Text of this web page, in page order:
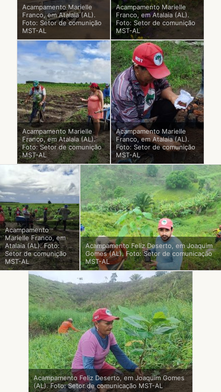
Acampamento Marielle
Franco, em Atalaia (AL).
Foto: Setor de comunição
MST-AL
Acampamento Marielle
Franco, em Atalaia (AL).
Foto: Setor de comunição
MST-AL
Acampamento Marielle
Franco, em Atalaia (AL).
Foto: Setor de comunição
MST-AL
Acampamento Marielle
Franco, em Atalaia (AL).
Foto: Setor de comunição
MST-AL
Acampamento
Marielle Franco, em
Atalaia (AL). Foto:
Setor de comunição
MST-AL
Acampamento Feliz Deserto, em Joaquim
Gomes (AL). Foto: Setor de comunicação
MST-AL
Acampamento Feliz Deserto, em Joaquim Gomes
(AL). Foto: Setor de comunicação MST-AL